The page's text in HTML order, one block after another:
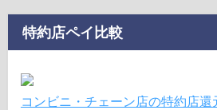
特約店ペイ比較
コンビニ・チェーン店の特約店還